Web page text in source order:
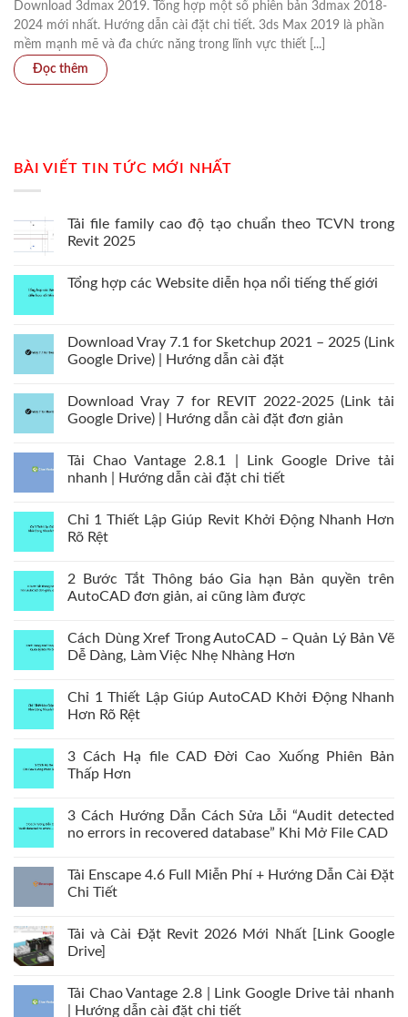
Download 3dmax 2019. Tổng hợp một số phiên bản 3dmax 2018-
2024 mới nhất. Hướng dẫn cài đặt chi tiết. 3ds Max 2019 là phần
mềm mạnh mẽ và đa chức năng trong lĩnh vực thiết [...]
BÀI VIẾT TIN TỨC MỚI NHẤT
Tải file family cao độ tạo chuẩn theo TCVN trong
Revit 2025
Tổng hợp các Website diễn họa nổi tiếng thế giới
Download Vray 7.1 for Sketchup 2021 – 2025 (Link
Google Drive) | Hướng dẫn cài đặt
Download Vray 7 for REVIT 2022-2025 (Link tải
Google Drive) | Hướng dẫn cài đặt đơn giản
Tải Chao Vantage 2.8.1 | Link Google Drive tải
nhanh | Hướng dẫn cài đặt chi tiết
Chỉ 1 Thiết Lập Giúp Revit Khởi Động Nhanh Hơn
Rõ Rệt
2 Bước Tắt Thông báo Gia hạn Bản quyền trên
AutoCAD đơn giản, ai cũng làm được
Cách Dùng Xref Trong AutoCAD – Quản Lý Bản Vẽ
Dễ Dàng, Làm Việc Nhẹ Nhàng Hơn
Chỉ 1 Thiết Lập Giúp AutoCAD Khởi Động Nhanh
Hơn Rõ Rệt
3 Cách Hạ file CAD Đời Cao Xuống Phiên Bản
Thấp Hơn
3 Cách Hướng Dẫn Cách Sửa Lỗi “Audit detected
no errors in recovered database” Khi Mở File CAD
Tải Enscape 4.6 Full Miễn Phí + Hướng Dẫn Cài Đặt
Chi Tiết
Tải và Cài Đặt Revit 2026 Mới Nhất [Link Google
Drive]
Tải Chao Vantage 2.8 | Link Google Drive tải nhanh
| Hướng dẫn cài đặt chi tiết